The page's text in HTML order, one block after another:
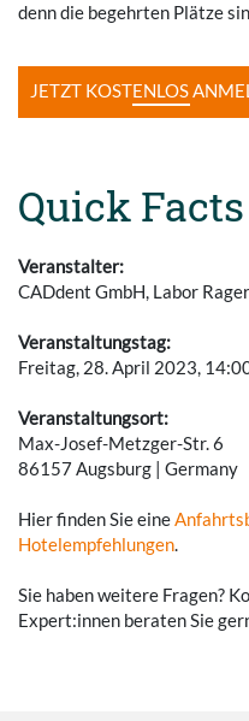
denn die begehrten Plätze
JETZT KOSTENLOS
Quick
Veranstalter:
CADdent GmbH, Labor
Veranstaltungstag:
Freitag, 28. April 2023,
Veranstaltungsort:
Max-Josef-Metzger-Str. 6
86157 Augsburg | Germany
Hier finden Sie eine
Hotelempfehlungen.
Sie haben weitere Fragen?
Expert:innen beraten Sie